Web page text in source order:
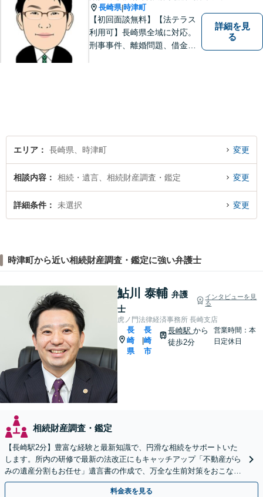
長崎県|時津町
【初回面談無料】【法テラス
利用可】長崎県全域に対応。
刑事事件、離婚問題、借金・
詳細を見
る
エリア 長崎県、時津町 変更
相談内容 相続・遺言、相続財産調査・鑑定 変更
詳細条件 未選択 変更
時津町から近い相続財産調査・鑑定に強い弁護士
鮎川 泰輔 弁護
士
インタビューを見
る
虎ノ門法律経済事務所 長崎支店
長
崎
県
長
崎
市
長崎駅から
徒歩2分
営業時間：本
日定休日
相続財産調査・鑑定
【長崎駅2分】豊富な経験と最新知識で、円滑な相続をサポートいた
します。所内の研修で最新の法改正にもキャッチアップ「不動産がら
みの遺産分割もお任せ」遺言書の作成で、万全な生前対策をおこない
ましょう【夜間・休日面談可】
料金表を見る